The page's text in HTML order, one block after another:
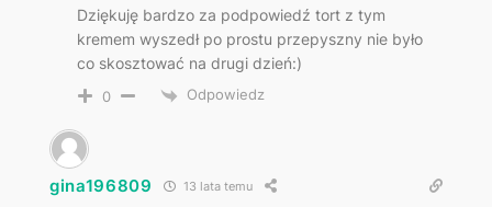
Dziękuję bardzo za podpowiedź tort z tym
kremem wyszedł po prostu przepyszny nie było
co skosztować na drugi dzień:)
0 Odpowiedz
gina196809 13 lata temu